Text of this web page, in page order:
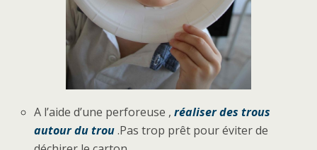
A l’aide d’une perforeuse ,réaliser des trous
autour du trou.Pas trop prêt pour éviter de